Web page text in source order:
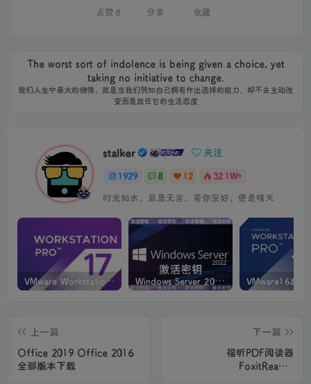
点赞 8 分享 收藏
The worst sort of indolence is being given a choice, yet
taking no initiative to change.
我们人生中最大的懒惰，就是当我们明知自己拥有作出选择的能力，却不去主动改
变而是放任它的生活态度
stalker 关注
1929 8 12
32.1W+
时光如水，总是无言。若你安好，便是晴天
VMware Workstation PRO v17.6.4 正式版_虚拟机(带激活密钥) Windows Server 2022激活密钥 2024 5月更新
上一篇
Office 2019 Office 2016
全部版本下载
下一篇
福昕PDF阅读器
FoxitReader